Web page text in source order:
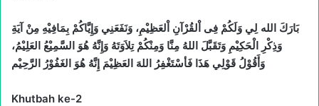
بَارَكَ الله لِي وَلَكُمْ فِى اْلقُرْآنِ اْلعَظِيْمِ، وَنَفَعَنِي وَإِيَّاكُمْ بِمَافِيْهِ مِنْ آيَةِ
وَذِكْرِ الْحَكِيْمِ وَتَقَبَّلَ اللهُ مِنَّا وَمِنْكُمْ تِلاَوَتَهُ وَإِنَّهُ هُوَ السَّمِيْعُ العَلِيْمُ،
وَأَقُوْلُ قَوْلِي هَذَا فَأسْتَغْفِرُ اللهَ العَظِيْمَ إِنَّهُ هُوَ الغَفُوْرُ الرَّحِيْم
Khutbah ke-2